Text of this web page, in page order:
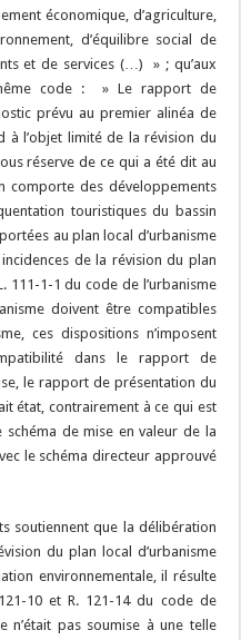
économique, d’agriculture,
d’équilibre social de
et de services (…) » ; qu’aux
code : » Le rapport de
prévu au premier alinéa de
à l’objet limité de la révision du
réserve de ce qui a été dit au
comporte des développements
touristiques du bassin
au plan local d’urbanisme
de la révision du plan
111-1-1 du code de l’urbanisme
doivent être compatibles
ces dispositions n’imposent
dans le rapport de
le rapport de présentation du
état, contrairement à ce qui est
de mise en valeur de la
le schéma directeur approuvé
soutiennent que la délibération
du plan local d’urbanisme
environnementale, il résulte
10 et R. 121-14 du code de
n’était pas soumise à une telle